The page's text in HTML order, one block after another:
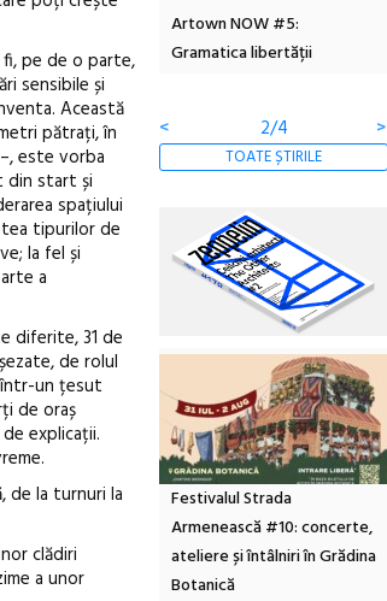
pe de o parte,
sensibile și
Această
pătrați, în
este vorba
din start și
spațiului
tipurilor de
la fel și
a
diferite, 31 de
de rolul
într-un țesut
de oraș
explicații.
de la turnuri la
clădiri
a unor
libertății
revine la Eforie Sud cu a IX-a
ediție
<
3/4 >
TOATE ȘTIRILE
Festivalul Strada
Armenească #10: concerte,
ateliere și întâlniri în Grădina
Botanică